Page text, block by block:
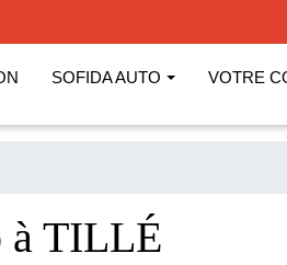
SOFIDA AUTO VOTRE
à TILLÉ